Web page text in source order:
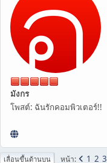
มังกร
โพสต์: ฉันรักคอมพิวเตอร์!!
เลื่อนขึ้นด้านบน หน้า 1 2 3